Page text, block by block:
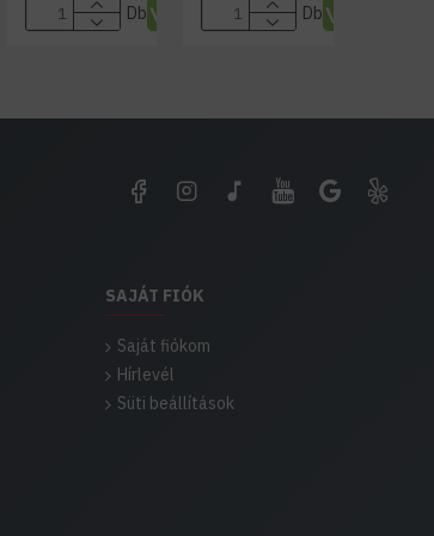
Db Db
SAJÁT FIÓK
Saját fiókom
Hírlevél
Süti beállítások